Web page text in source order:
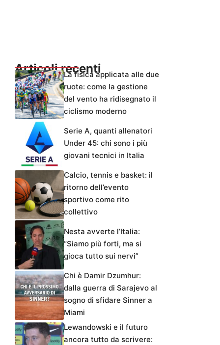
Articoli recentiLa fisica applicata alle due
ruote: come la gestione
del vento ha ridisegnato il
ciclismo moderno
Serie A, quanti allenatori
Under 45: chi sono i più
giovani tecnici in Italia
Calcio, tennis e basket: il
ritorno dell’evento
sportivo come rito
collettivo
Nesta avverte l’Italia:
“Siamo più forti, ma si
gioca tutto sui nervi”
Chi è Damir Dzumhur:
dalla guerra di Sarajevo al
sogno di sfidare Sinner a
Miami
Lewandowski e il futuro
ancora tutto da scrivere: